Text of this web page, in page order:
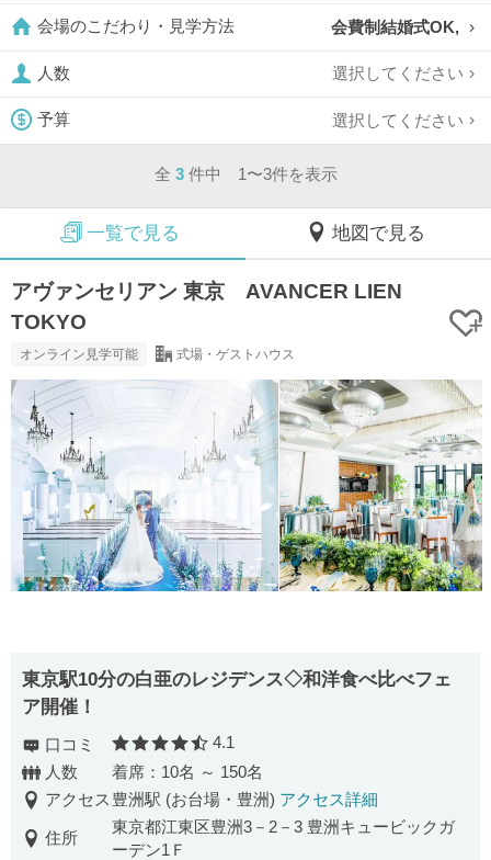
会場のこだわり・見学方法 会費制結婚式OK,
人数 選択してください
予算 選択してください
全 3 件中 1〜3件を表示
一覧で見る 地図で見る
アヴァンセリアン 東京 AVANCER LIEN
TOKYO
オンライン見学可能 式場・ゲストハウス
東京駅10分の白亜のレジデンス◇和洋食べ比べフェ
ア開催！
口コミ 口コミ評価
4.1
人数
着席：10名 ～ 150名
アクセス 豊洲駅 (お台場・豊洲) アクセス詳細
住所
東京都江東区豊洲3－2－3 豊洲キュービックガ
ーデン1Ｆ